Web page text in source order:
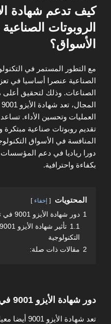
في
الروبوتات
الأسواق؟
مع التطور المستمر في
الصناعية عنصرا أساسيا في
الصناعات. وذلك لتحقيق
العمليات وتحسين الأداء.
تقديم روبوتات صناعية مبتكرة
المنافسة في الأسواق
بكفاءة واحترافية.
المحتويات إخفاء
1 دور شهادة الأيزو 9001 في تطوير صناعة الروبوتات
1.1
التكنولوجية
2 مقالات ذات صلة:
دور شهادة الأيزو 9001 في تطوير صناعة الروبوتات
تعد شهادة